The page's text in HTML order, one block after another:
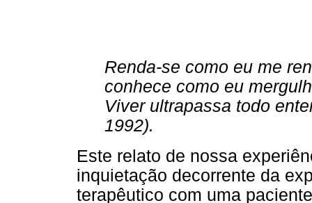
Renda-se como eu me
conhece como eu
Viver ultrapassa todo
1992).
Este relato de nossa
inquietação decorrente da
terapêutico com uma